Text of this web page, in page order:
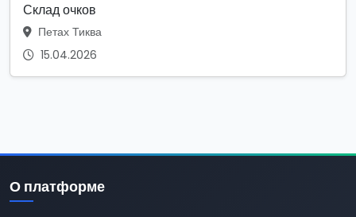
Склад очков
Петах Тиква
15.04.2026
О платформе